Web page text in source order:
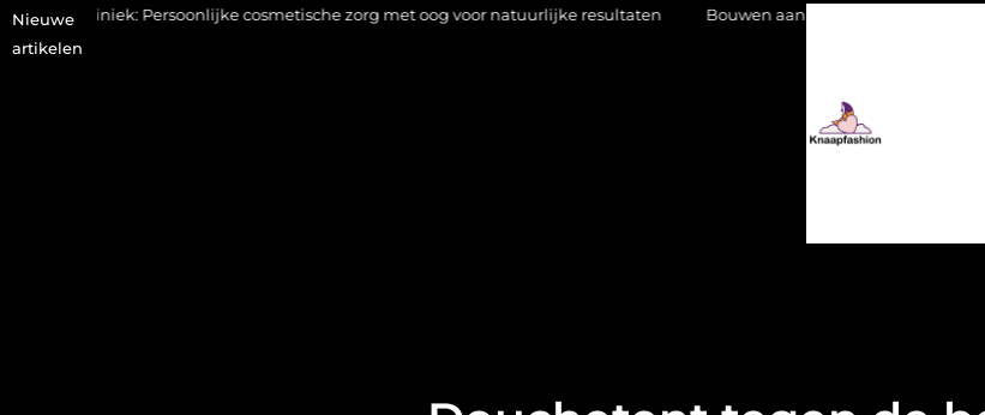
Nieuwe
artikelen
Persoonlijke cosmetische zorg met oog voor natuurlijke resultaten Bouwen aan een luxueuze garderobe in een